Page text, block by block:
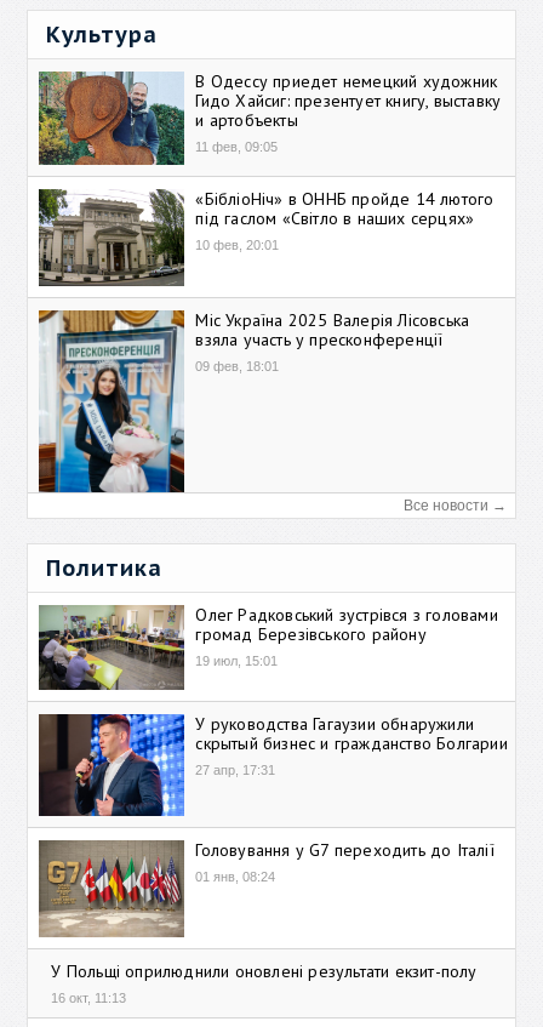
Культура
В Одессу приедет немецкий художник
Гидо Хайсиг: презентует книгу, выставку
и артобъекты
11 фев, 09:05
«БібліоНіч» в ОННБ пройде 14 лютого
під гаслом «Світло в наших серцях»
10 фев, 20:01
Міс Україна 2025 Валерія Лісовська
взяла участь у пресконференції
09 фев, 18:01
Все новости →
Политика
Олег Радковський зустрівся з головами
громад Березівського району
19 июл, 15:01
У руководства Гагаузии обнаружили
скрытый бизнес и гражданство Болгарии
27 апр, 17:31
Головування у G7 переходить до Італії
01 янв, 08:24
У Польщі оприлюднили оновлені результати екзит-полу
16 окт, 11:13